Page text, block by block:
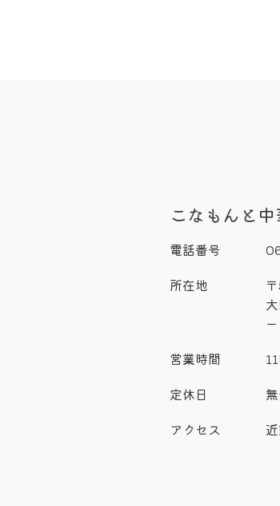
こなもんと中
電話番号
所在地
営業時間
定休日
アクセス